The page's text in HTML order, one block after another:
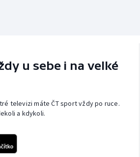
u sebe i na velké
televizi máte ČT sport vždy po ruce.
a kdykoli.